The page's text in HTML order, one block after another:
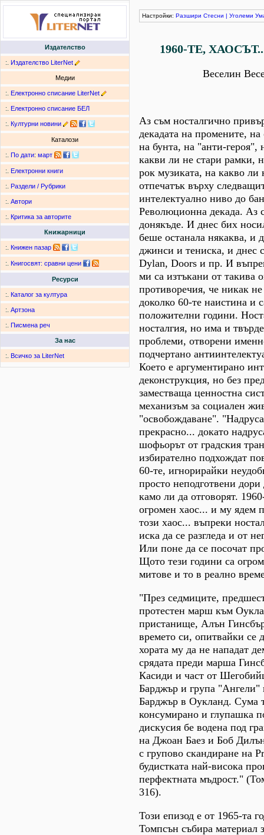
Издателство
:. Издателство LiterNet
Медии
:. Електронно списание LiterNet
:. Електронно списание БЕЛ
:. Културни новини
Каталози
:. По дати: март
:. Електронни книги
:. Раздели / Рубрики
:. Автори
:. Критика за авторите
Книжарници
:. Книжен пазар
:. Книгосвят: сравни цени
Ресурси
:. Каталог за култура
:. Артзона
:. Писмена реч
За нас
:. Всичко за LiterNet
Настройки: Разшири Стесни | Уголеми
1960-ТЕ,
Веселин
Аз съм носталгично
декадата на промените,
на бунта, на "анти-героя",
какви ли не стари рамки,
рок музиката, на какво ли
отпечатък върху
интелектуално ниво до
Революционна декада. Аз
донякъде. И днес бих
беше останала някаква, и
джинси и тениска, и днес
Dylan, Doors и пр. И
ми са изтъкани от такива
противоречия, че никак
доколко 60-те наистина и
положителни години.
носталгия, но има и
проблеми, отворени
подчертано
Което е аргументирано
деконструкция, но без
заместваща ценностна
механизъм за социален
"освобождаване".
прекрасно... докато
шофьорът от градския
избирателно подхождат
60-те, игнорирайки
просто неподготвени дори
камо ли да отговорят.
огромен хаос... и му ядем
този хаос... въпреки
иска да се разгледа и от
Или поне да се посочат
Щото тези години са
митове и то в реално
"През седмиците,
протестен марш към
пристанище, Алън
времето си, опитвайки се
хората му да не нападат
срядата преди марша
Касиди и част от
Барджър и група "Ангели"
Барджър в Оукланд. Сума
консумирано и глупашка
дискусия бе водена под
на Джоан Баез и Боб
с групово скандиране на
будистката най-висока
перфектната мъдрост."
316).
Този епизод е от 1965-та
Томпсън събира материал